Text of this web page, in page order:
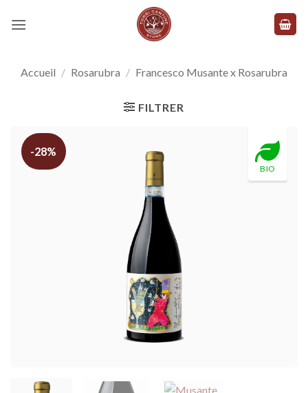
Accueil / Rosarubra / Francesco Musante x Rosarubra
FILTRER
-28%
BIO